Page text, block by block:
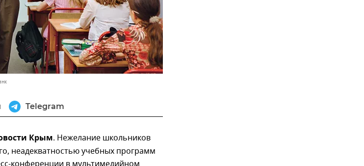
Telegram
Крым. Нежелание школьников
неадекватностью учебных программ